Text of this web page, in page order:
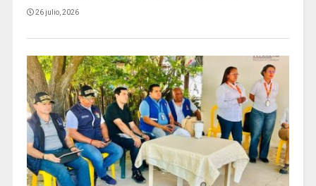
26 julio, 2026